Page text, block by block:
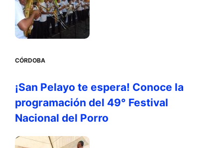
CÓRDOBA
¡San Pelayo te espera! Conoce la
programación del 49° Festival
Nacional del Porro